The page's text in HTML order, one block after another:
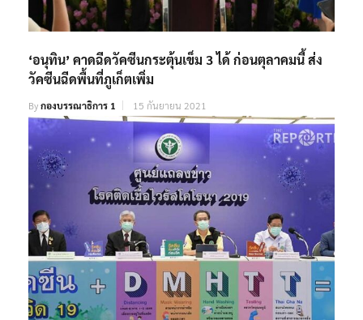
‘อนุทิน’ คาดฉีดวัคซีนกระตุ้นเข็ม 3 ได้ ก่อนตุลาคมนี้ ส่ง
วัคซีนฉีดพื้นที่ภูเก็ตเพิ่ม
Byกองบรรณาธิการ 1 15 กันยายน 2021